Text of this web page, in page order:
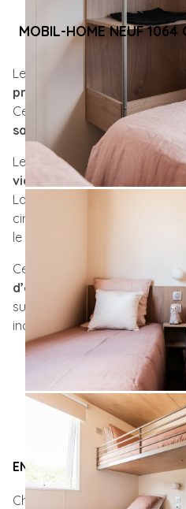
MOBIL-HOME NEUF 1064
Le
premium de 3 chambres,
Ce modèle bénéficie d’une
saisons, pour un confort
Le séjour du 1064 Côté
vie lumineuse et conviviale
La
, tournée
circulation fluide complètent
le bien-vivre en famille.
Ce modèle haut de gamme
d’eau
dont unesalle d’eau
suite parentale, ainsi que par
incluse pour les enfants.
EN SAVOIR PLUS SUR
Chez Lebonmobilhome,